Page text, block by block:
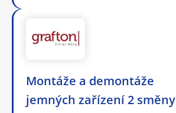
Montáže a demontáže
jemných zařízení 2 směny